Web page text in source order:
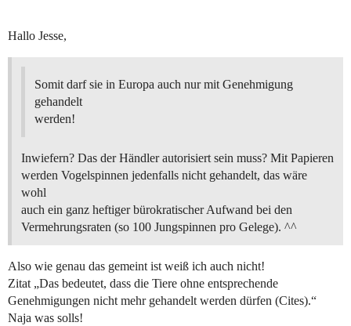
Hallo Jesse,
Somit darf sie in Europa auch nur mit Genehmigung
gehandelt
werden!
Inwiefern? Das der Händler autorisiert sein muss? Mit Papieren
werden Vogelspinnen jedenfalls nicht gehandelt, das wäre
wohl
auch ein ganz heftiger bürokratischer Aufwand bei den
Vermehrungsraten (so 100 Jungspinnen pro Gelege). ^^
Also wie genau das gemeint ist weiß ich auch nicht!
Zitat „Das bedeutet, dass die Tiere ohne entsprechende
Genehmigungen nicht mehr gehandelt werden dürfen (Cites).“
Naja was solls!